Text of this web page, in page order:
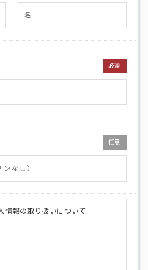
必須
任意
情報の取り扱いについて